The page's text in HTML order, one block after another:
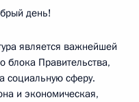
день!
является важнейшей
блока Правительства,
социальную сферу.
и экономическая,